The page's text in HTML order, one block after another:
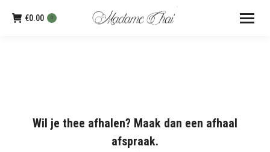
€0.00 0
Wil je thee afhalen? Maak dan een afhaal
afspraak.